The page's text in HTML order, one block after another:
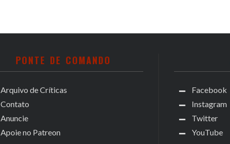
PONTE DE COMANDO
Arquivo de Críticas
Contato
Anuncie
Apoie no Patreon
Facebook
Instagram
Twitter
YouTube